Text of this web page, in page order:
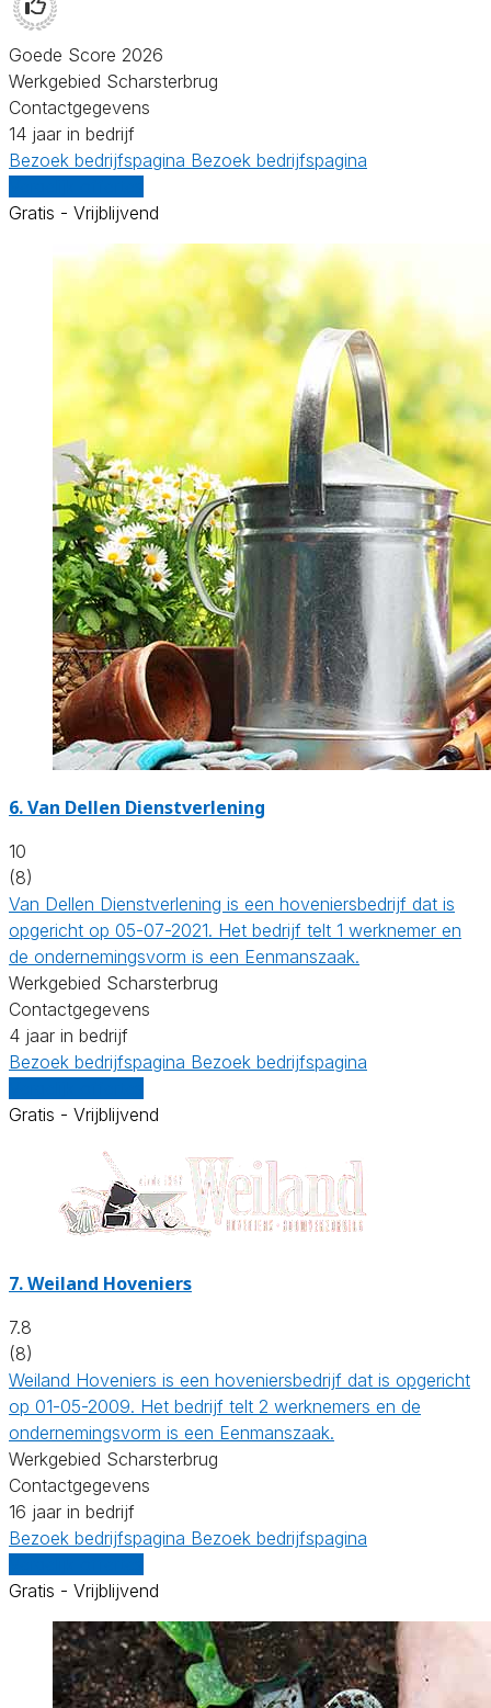
Goede Score 2026
Werkgebied Scharsterbrug
Contactgegevens
14 jaar in bedrijf
Bezoek bedrijfspagina Bezoek bedrijfspagina
Gratis - Vrijblijvend
6.Van Dellen Dienstverlening
10
(8)
Van Dellen Dienstverlening is een hoveniersbedrijf dat is
opgericht op 05-07-2021. Het bedrijf telt 1 werknemer en
de ondernemingsvorm is een Eenmanszaak.
Werkgebied Scharsterbrug
Contactgegevens
4 jaar in bedrijf
Bezoek bedrijfspagina Bezoek bedrijfspagina
Gratis - Vrijblijvend
7.Weiland Hoveniers
7.8
(8)
Weiland Hoveniers is een hoveniersbedrijf dat is opgericht
op 01-05-2009. Het bedrijf telt 2 werknemers en de
ondernemingsvorm is een Eenmanszaak.
Werkgebied Scharsterbrug
Contactgegevens
16 jaar in bedrijf
Bezoek bedrijfspagina Bezoek bedrijfspagina
Gratis - Vrijblijvend